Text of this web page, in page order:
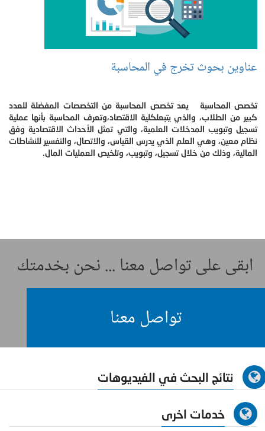
عناوين بحوث تخرج في المحاسبة
تخصص المحاسبة يعد تخصص المحاسبة من التخصصات المفضلة للعدد
كبير من الطلاب، والذي يتبعلكلية الاقتصاد،وتعرف المحاسبة بأنها عملية
تسجيل وتبويب المدخلات العلمية، والتي تمثل الأحداث الاقتصادية وفق
نظام معين، وهي العلم الذي يدرس القياس، والاتصال، والتفسير للنشاطات
المالية، وذلك من خلال تسجيل، وتبويب، وتلخيص العمليات المال.
ابقى على تواصل معنا ... نحن بخدمتك
تواصل معنا
نتائج البحث في الفيديوهات
خدمات اخرى